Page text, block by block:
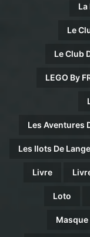
Le
Le Club
LEGO By
Les Aventures
Les Ilots De
Livre
Loto